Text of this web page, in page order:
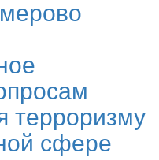
терроризму
сфере